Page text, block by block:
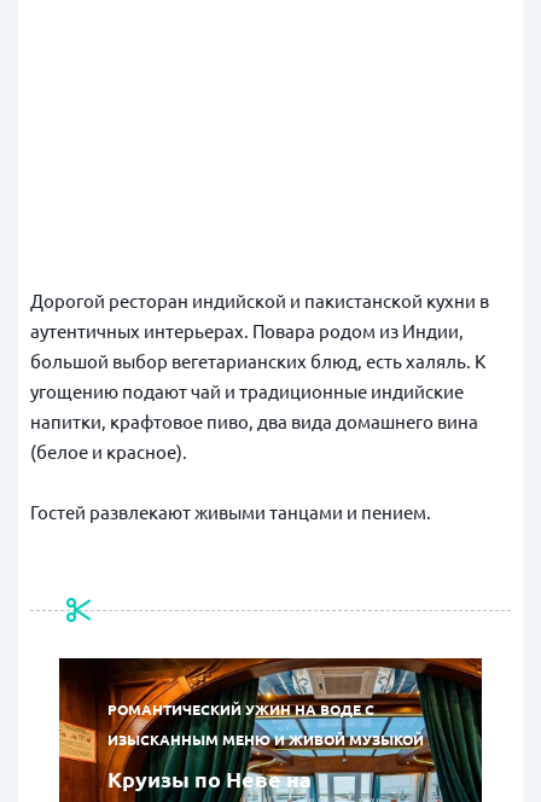
Дорогой ресторан индийской и пакистанской кухни в
аутентичных интерьерах. Повара родом из Индии,
большой выбор вегетарианских блюд, есть халяль. К
угощению подают чай и традиционные индийские
напитки, крафтовое пиво, два вида домашнего вина
(белое и красное).
Гостей развлекают живыми танцами и пением.
РОМАНТИЧЕСКИЙ УЖИН НА ВОДЕ С
ИЗЫСКАННЫМ МЕНЮ И ЖИВОЙ МУЗЫКОЙ
Круизы по Неве на